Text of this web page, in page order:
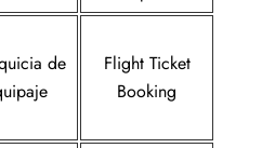
de
Flight Ticket
Booking